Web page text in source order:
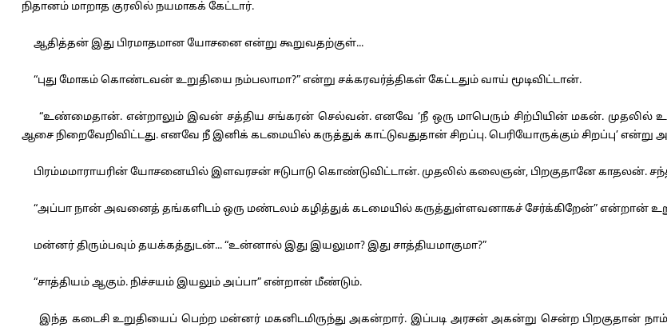
நிதானம் மாறாத குரலில் நயமாகக் கேட்டார்.
ஆதித்தன் இது பிரமாதமான யோசனை என்று கூறுவதற்குள்...
“புது மோகம் கொண்டவன் உறுதியை நம்பலாமா?” என்று சக்கரவர்த்திகள் கேட்டதும் வாய் மூடிவிட்டான்.
“உண்மைதான். என்றாலும் இவன் சத்திய சங்கரன் செல்வன். எனவே ‘நீ ஒரு மாபெரும் சிற்பியின் மகன். முதலில்
ஆசை நிறைவேறிவிட்டது. எனவே நீ இனிக் கடமையில் கருத்துக் காட்டுவதுதான் சிறப்பு. பெரியோருக்கும் சிறப்பு’
பிரம்மமாராயரின் யோசனையில் இளவரசன் ஈடுபாடு கொண்டுவிட்டான். முதலில் கலைஞன், பிறகுதானே காதலன்.
“அப்பா நான் அவனைத் தங்களிடம் ஒரு மண்டலம் கழித்துக் கடமையில் கருத்துள்ளவனாகச் சேர்க்கிறேன்” என்றான்
மன்னர் திரும்பவும் தயக்கத்துடன்... “உன்னால் இது இயலுமா? இது சாத்தியமாகுமா?”
“சாத்தியம் ஆகும். நிச்சயம் இயலும் அப்பா” என்றான் மீண்டும்.
இந்த கடைசி உறுதியைப் பெற்ற மன்னர் மகனிடமிருந்து அகன்றார். இப்படி அரசன் அகன்று சென்ற பிறகுதான் நாம்